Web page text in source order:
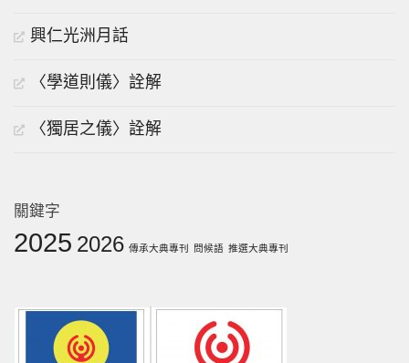
興仁光洲月話
〈學道則儀〉詮解
〈獨居之儀〉詮解
關鍵字
2025 2026 傳承大典專刊 問候語 推選大典專刊